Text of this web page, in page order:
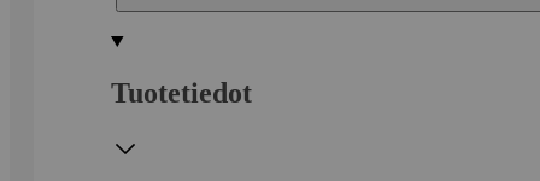
Tuotetiedot